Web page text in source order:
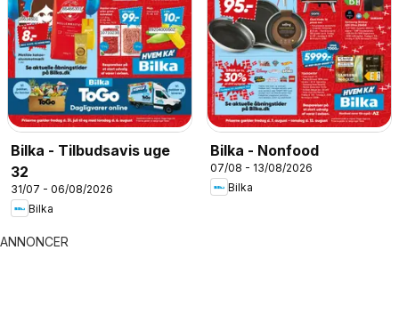
Bilka - Tilbudsavis uge
32
31/07 - 06/08/2026
Bilka
Bilka - Nonfood
07/08 - 13/08/2026
Bilka
ANNONCER